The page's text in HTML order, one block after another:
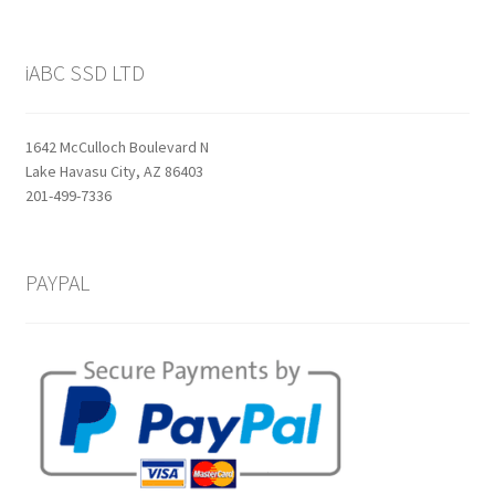
iABC SSD LTD
1642 McCulloch Boulevard N
Lake Havasu City, AZ 86403
201-499-7336
PAYPAL